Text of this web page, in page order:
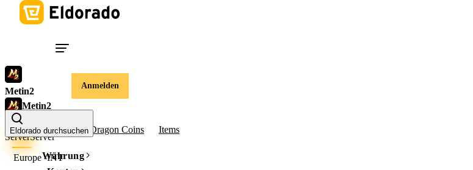
Anmelden
Eldorado durchsuchen
Währung
Metin2
Metin2
Won Konten Dragon Coins Items
ServerServer
Europe -INT